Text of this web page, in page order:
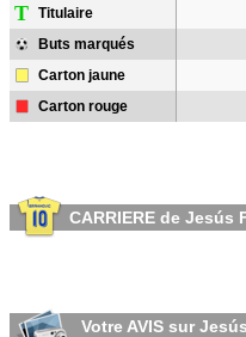
T Titulaire
Buts marqués
Carton jaune
Carton rouge
CARRIERE de Jesús
Votre AVIS sur